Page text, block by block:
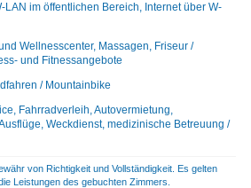
LAN im öffentlichen Bereich, Internet über W-
Wellnesscenter, Massagen, Friseur /
und Fitnessangebote
/ Mountainbike
Fahrradverleih, Autovermietung,
Weckdienst, medizinische Betreuung /
von Richtigkeit und Vollständigkeit. Es gelten
Leistungen des gebuchten Zimmers.